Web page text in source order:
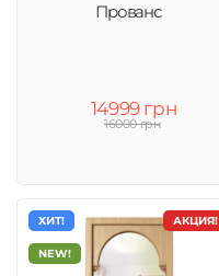
Прованс
14999 грн
16000 грн
АКЦИЯ!
ХИТ!
NEW!